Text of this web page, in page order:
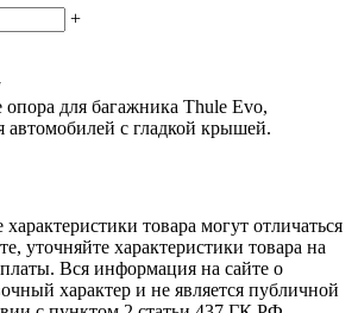
+
опора для багажника Thule Evo,
автомобилей с гладкой крышей.
товара могут отличаться
уточняйте характеристики товара на
Вся информация на сайте о
характер и не является публичной